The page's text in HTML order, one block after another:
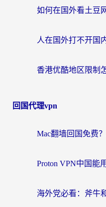
回国代理vpn